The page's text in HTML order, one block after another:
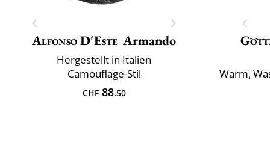
Alfonso D'Este Armando
Hergestellt in Italien
Camouflage-Stil
CHF88.50
Warm,